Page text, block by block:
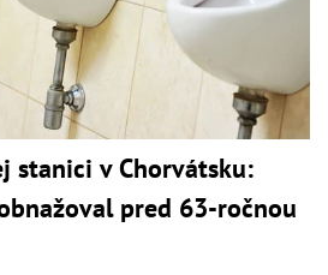
stanici v Chorvátsku:
pred 63-ročnou